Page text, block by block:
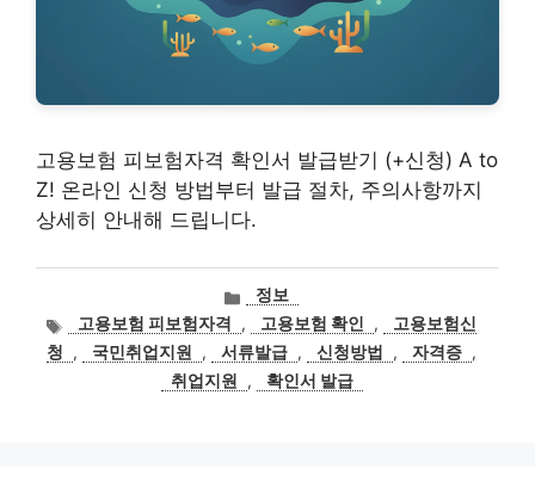
고용보험 피보험자격 확인서 발급받기 (+신청) A to
Z! 온라인 신청 방법부터 발급 절차, 주의사항까지
상세히 안내해 드립니다.
카
고
리
정보
태고용보험 피보험자격 , 고용보험 확인 ,
고용보험신
청
, 국민취업지원 , 서류발급 , 신청방법 , 자격증 ,
취업지원
, 확인서 발급